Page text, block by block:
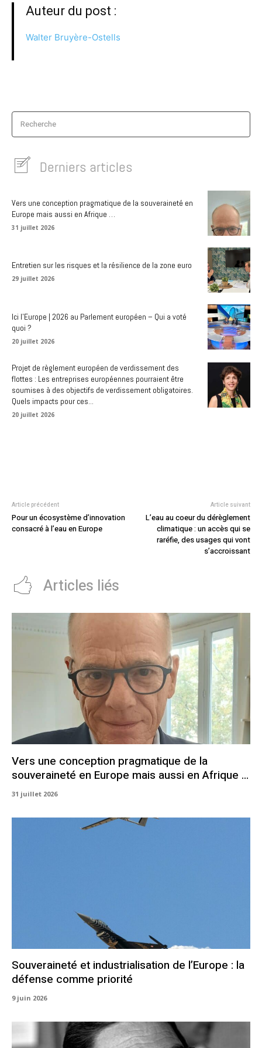
Auteur du post :
Walter Bruyère-Ostells
Recherche
Derniers articles
Vers une conception pragmatique de la souveraineté en
Europe mais aussi en Afrique …
31 juillet 2026
Entretien sur les risques et la résilience de la zone euro
29 juillet 2026
Ici l’Europe | 2026 au Parlement européen – Qui a voté
quoi ?
20 juillet 2026
Projet de règlement européen de verdissement des
flottes : Les entreprises européennes pourraient être
soumises à des objectifs de verdissement obligatoires.
Quels impacts pour ces...
20 juillet 2026
Article précédent
Pour un écosystème d’innovation
consacré à l’eau en Europe
Article suivant
L’eau au coeur du dérèglement
climatique : un accès qui se
raréfie, des usages qui vont
s’accroissant
Articles liés
Vers une conception pragmatique de la
souveraineté en Europe mais aussi en Afrique …
31 juillet 2026
Souveraineté et industrialisation de l’Europe : la
défense comme priorité
9 juin 2026